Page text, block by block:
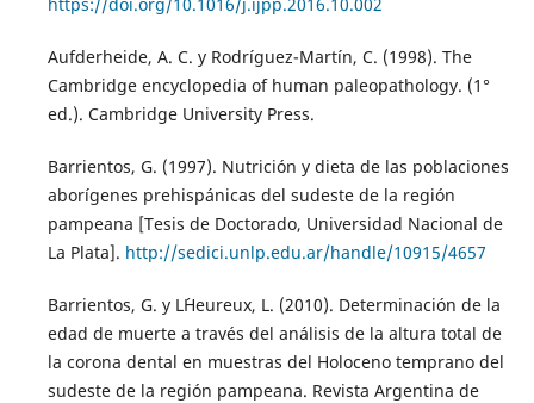
Aufderheide, A. C. y Rodríguez-Martín, C. (1998). The
Cambridge encyclopedia of human paleopathology. (1°
ed.). Cambridge University Press.
Barrientos, G. (1997). Nutrición y dieta de las poblaciones
aborígenes prehispánicas del sudeste de la región
pampeana [Tesis de Doctorado, Universidad Nacional de
La Plata]. http://sedici.unlp.edu.ar/handle/10915/4657
Barrientos, G. y L´Heureux, L. (2010). Determinación de la
edad de muerte a través del análisis de la altura total de
la corona dental en muestras del Holoceno temprano del
sudeste de la región pampeana. Revista Argentina de